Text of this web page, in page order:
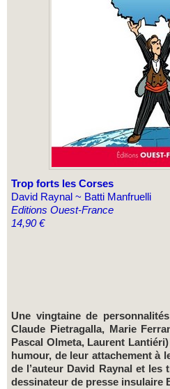
Trop forts les Corses
David Raynal ~ Batti Manfruelli
Editions Ouest-France
14,90 €
Une vingtaine de
Claude Pietragalla, Marie
Pascal Olmeta, Laurent
humour, de leur attachement à
de l’auteur David Raynal et les
dessinateur de presse insulaire